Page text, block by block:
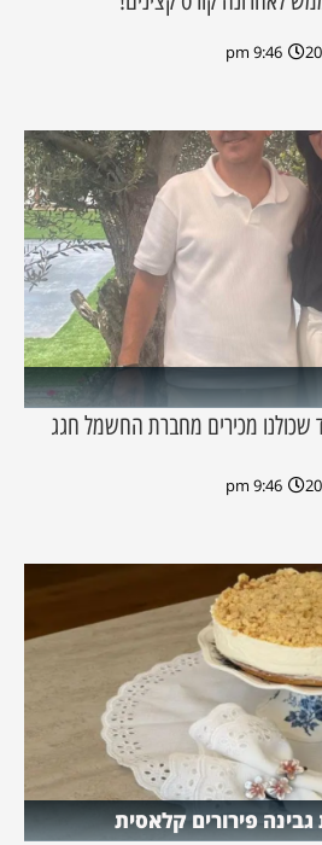
9:46 pm
שכולנו מכירים מחברת החשמל חגג
9:46 pm
פירורים קלאסית